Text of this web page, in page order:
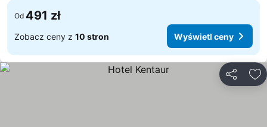
Od 491 zł
Zobacz ceny z 10 stron Wyświetl ceny